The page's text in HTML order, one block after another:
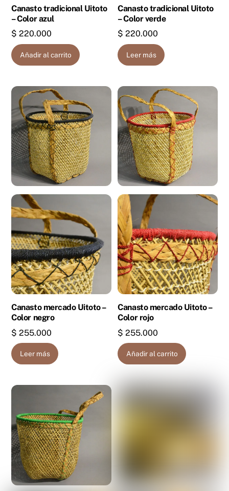
Canasto tradicional Uitoto
– Color azul
$ 220.000
Añadir al carrito
Canasto tradicional Uitoto
– Color verde
$ 220.000
Leer más
Canasto mercado Uitoto –
Color negro
$ 255.000
Leer más
Canasto mercado Uitoto –
Color rojo
$ 255.000
Añadir al carrito